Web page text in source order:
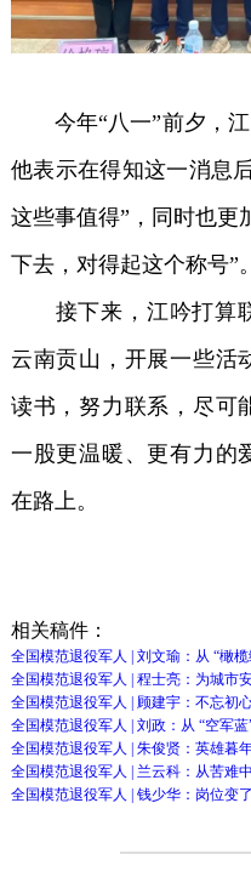
今年“八一”前夕，江
他表示在得知这一消息
这些事值得”，同时也更
下去，对得起这个称号”。
接下来，江吟打算联
云南贡山，开展一些活
读书，努力联系，尽可
一股更温暖、更有力的
在路上。
相关稿件：
全国模范退役军人 | 刘文瑜：从 “橄
全国模范退役军人 | 程士亮：为城市
全国模范退役军人 | 顾建宇：不忘初
全国模范退役军人 | 刘政：从 “空军
全国模范退役军人 | 朱俊贤：英雄暮
全国模范退役军人 | 兰云科：从苦难
全国模范退役军人 | 钱少华：岗位变